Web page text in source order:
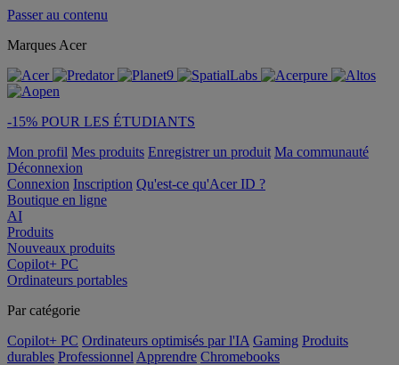
Passer au contenu
Marques Acer
-15% POUR LES ÉTUDIANTS
Mon profil Mes produits Enregistrer un produit Ma communauté
Déconnexion
Connexion Inscription Qu'est-ce qu'Acer ID ?
Boutique en ligne
AI
Produits
Nouveaux produits
Copilot+ PC
Ordinateurs portables
Par catégorie
Copilot+ PC Ordinateurs optimisés par l'IA Gaming Produits
durables Professionnel Apprendre Chromebooks